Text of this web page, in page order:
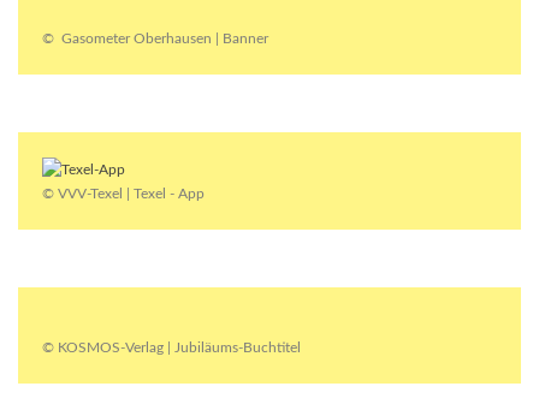
© Gasometer Oberhausen | Banner
© VVV-Texel | Texel - App
© KOSMOS-Verlag | Jubiläums-Buchtitel